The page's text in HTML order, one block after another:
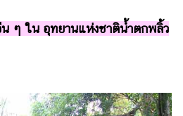
ๆ ใน อุทยานแห่งชาติน้ำตกพลิ้ว